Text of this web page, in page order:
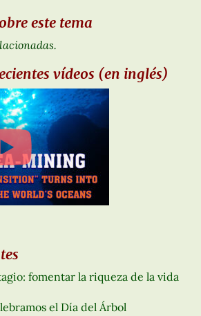
este tema
vídeos (en inglés)
fomentar la riqueza de la vida
el Día del Árbol